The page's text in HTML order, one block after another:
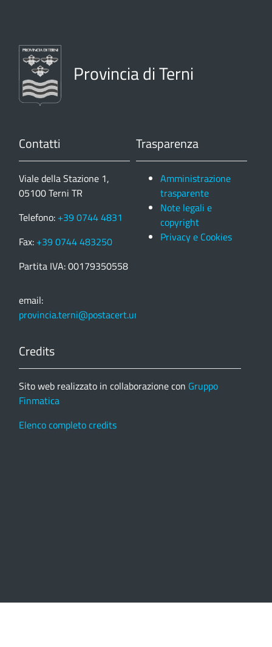
Provincia di Terni
Contatti
Viale della Stazione 1,
05100 Terni TR
Telefono: +39 0744 4831
Fax: +39 0744 483250
Partita IVA: 00179350558
email:
provincia.terni@postacert.umbria.it
Trasparenza
Amministrazione
trasparente
Note legali e
copyright
Privacy e Cookies
Credits
Sito web realizzato in collaborazione con Gruppo
Finmatica
Elenco completo credits